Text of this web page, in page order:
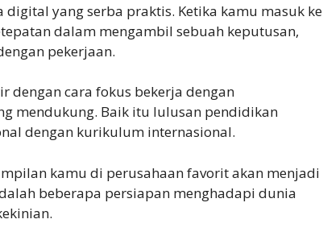
yang serba praktis. Ketika kamu masuk ke
dalam mengambil sebuah keputusan,
pekerjaan.
dengan cara fokus bekerja dengan
mendukung. Baik itu lulusan pendidikan
dengan kurikulum internasional.
kamu di perusahaan favorit akan menjadi
beberapa persiapan menghadapi dunia